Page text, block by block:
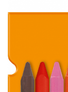
Activitati
Carti de Povesti
Creioane colorate
Ghiozdane si genti